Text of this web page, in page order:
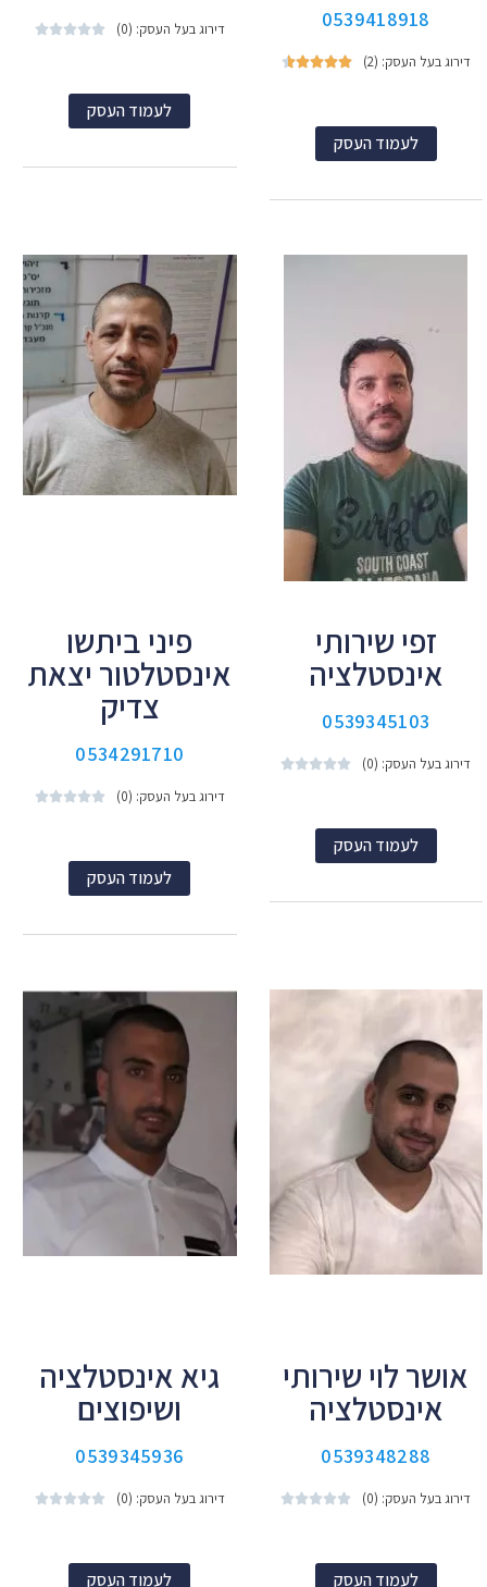
0539418918
דירוג בעל העסק: (2) 




לעמוד העסק
דירוג בעל העסק: (0) 




לעמוד העסק
זפי שירותי
אינסטלציה
0539345103
דירוג בעל העסק: (0) 




לעמוד העסק
פיני ביתשו
אינסטלטור יצאת
צדיק
0534291710
דירוג בעל העסק: (0) 




לעמוד העסק
אושר לוי שירותי
אינסטלציה
0539348288
דירוג בעל העסק: (0) 




לעמוד העסק
גיא אינסטלציה
ושיפוצים
0539345936
דירוג בעל העסק: (0) 




לעמוד העסק